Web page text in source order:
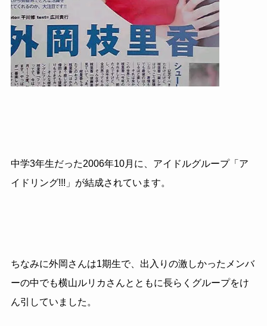
中学3年生だった2006年10月に、アイドルグループ「ア
イドリング!!!」が結成されています。
ちなみに外岡さんは1期生で、出入りの激しかったメンバ
ーの中でも横山ルリカさんとともに長らくグループをけ
ん引していました。